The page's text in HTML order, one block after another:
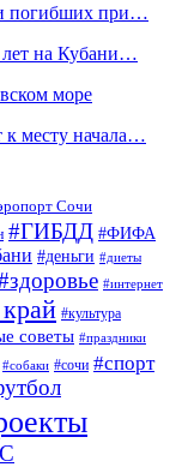
погибших при…
лет на Кубани…
море
к месту начала…
Сочи
#ГИБДД #ФИФА
#деньги #диеты
#интернет
#культура
советы #праздники
#собаки #сочи #спорт